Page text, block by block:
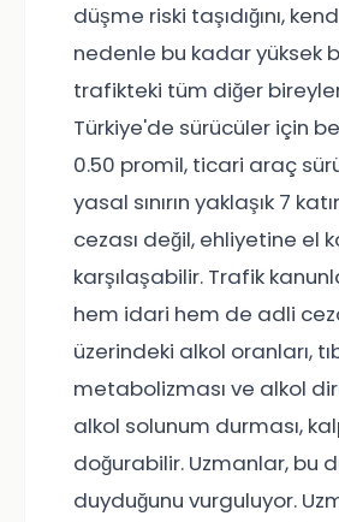
düşme riski taşıdığını,
nedenle bu kadar yüksek
trafikteki tüm diğer
Türkiye'de sürücüler için
0.50 promil, ticari araç
yasal sınırın yaklaşık 7
cezası değil, ehliyetine el
karşılaşabilir. Trafik
hem idari hem de adli
üzerindeki alkol oranları,
metabolizması ve alkol
alkol solunum durması,
doğurabilir. Uzmanlar, bu
duyduğunu vurguluyor.